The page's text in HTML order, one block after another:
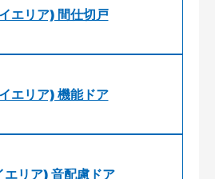
エリア) 間仕切戸
エリア) 機能ドア
リア) 音配慮ドア